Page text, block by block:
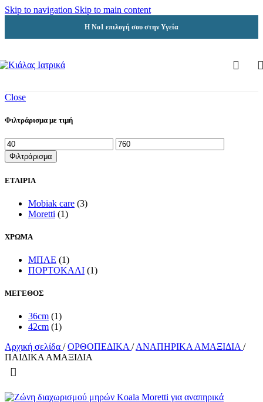
Skip to navigation Skip to main content
Η Νο1 επιλογή σου στην Υγεία
Close
Φιλτράρισμα με τιμή
Ελάχιστη
τιμή
Μέγιστη
τιμή
Φιλτράρισμα
ΕΤΑΙΡΙΑ
Mobiak care (3)
Moretti (1)
ΧΡΩΜΑ
ΜΠΛΕ (1)
ΠΟΡΤΟΚΑΛΙ (1)
ΜΕΓΕΘΟΣ
36cm (1)
42cm (1)
Αρχική σελίδα / ΟΡΘΟΠΕΔΙΚΑ / ΑΝΑΠΗΡΙΚΑ ΑΜΑΞΙΔΙΑ /
ΠΑΙΔΙΚΑ ΑΜΑΞΙΔΙΑ